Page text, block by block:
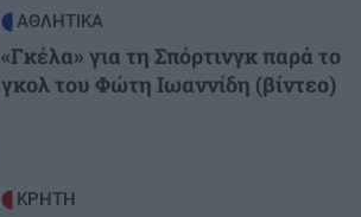
ΑΘΛΗΤΙΚΑ
«Γκέλα» για τη Σπόρτινγκ παρά το
γκολ του Φώτη Ιωαννίδη (βίντεο)
ΚΡΗΤΗ